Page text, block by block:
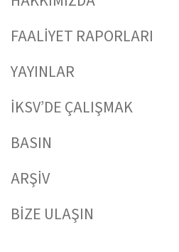
FAALİYET RAPORLARI
YAYINLAR
İKSV’DE ÇALIŞMAK
BASIN
ARŞİV
BİZE ULAŞIN